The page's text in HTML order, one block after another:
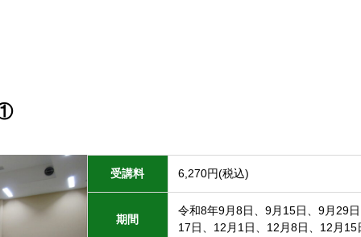
受講料 6,270円(税込)
期間
令和8年9月8日、9月15日、9月29
17日、12月1日、12月8日、12月15